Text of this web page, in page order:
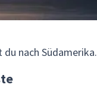
nach Südamerika.